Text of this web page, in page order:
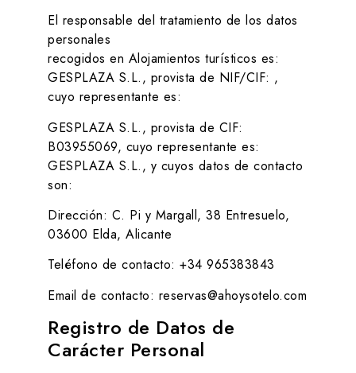
El responsable del tratamiento de los datos
personales
recogidos en Alojamientos turísticos es:
GESPLAZA S.L., provista de NIF/CIF: ,
cuyo representante es:
GESPLAZA S.L., provista de CIF:
B03955069, cuyo representante es:
GESPLAZA S.L., y cuyos datos de contacto
son:
Dirección: C. Pi y Margall, 38 Entresuelo,
03600 Elda, Alicante
Teléfono de contacto: +34 965383843
Email de contacto: reservas@ahoysotelo.com
Registro de Datos de
Carácter Personal